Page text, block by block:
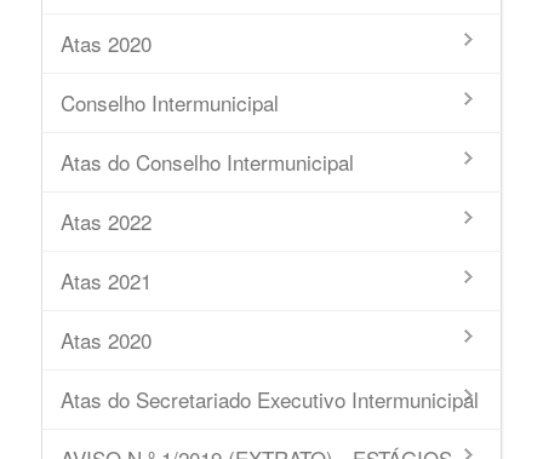
Atas 2020
Conselho Intermunicipal
Atas do Conselho Intermunicipal
Atas 2022
Atas 2021
Atas 2020
Atas do Secretariado Executivo Intermunicipal